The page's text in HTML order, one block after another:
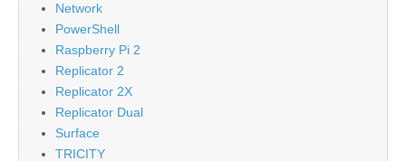
Network
PowerShell
Raspberry Pi 2
Replicator 2
Replicator 2X
Replicator Dual
Surface
TRICITY